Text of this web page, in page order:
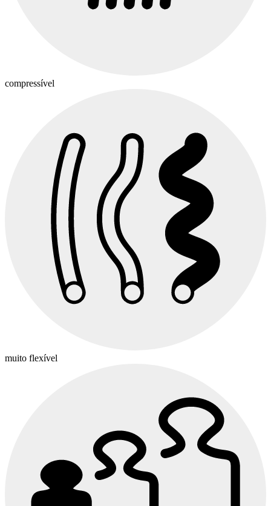
compressível
muito flexível